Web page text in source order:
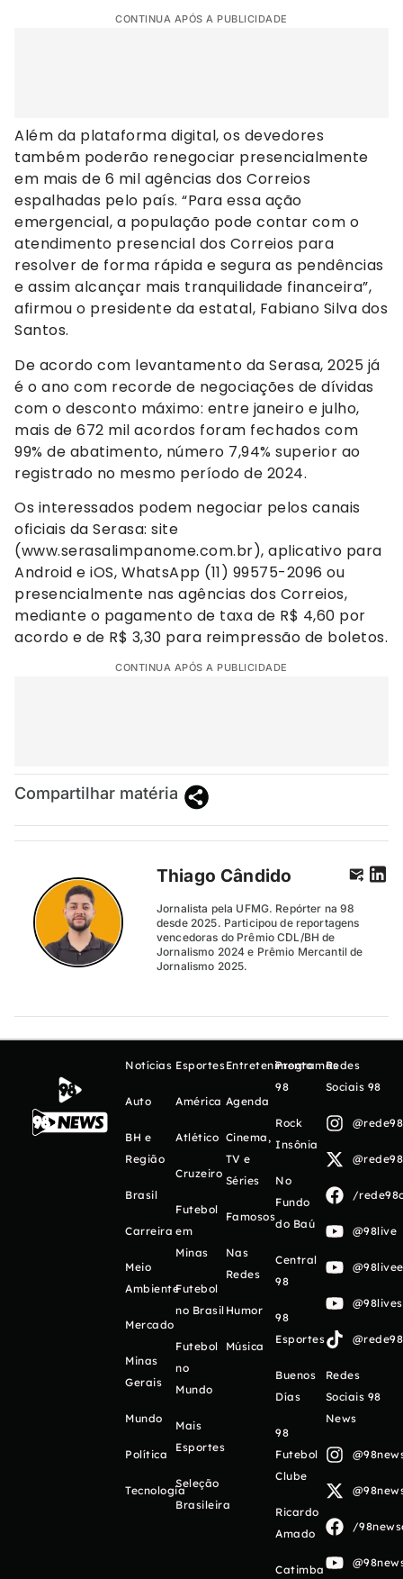
CONTINUA APÓS A PUBLICIDADE
Além da plataforma digital, os devedores
também poderão renegociar presencialmente
em mais de 6 mil agências dos Correios
espalhadas pelo país. “Para essa ação
emergencial, a população pode contar com o
atendimento presencial dos Correios para
resolver de forma rápida e segura as pendências
e assim alcançar mais tranquilidade financeira”,
afirmou o presidente da estatal, Fabiano Silva dos
Santos.
De acordo com levantamento da Serasa, 2025 já
é o ano com recorde de negociações de dívidas
com o desconto máximo: entre janeiro e julho,
mais de 672 mil acordos foram fechados com
99% de abatimento, número 7,94% superior ao
registrado no mesmo período de 2024.
Os interessados podem negociar pelos canais
oficiais da Serasa: site
(www.serasalimpanome.com.br), aplicativo para
Android e iOS, WhatsApp (11) 99575-2096 ou
presencialmente nas agências dos Correios,
mediante o pagamento de taxa de R$ 4,60 por
acordo e de R$ 3,30 para reimpressão de boletos.
CONTINUA APÓS A PUBLICIDADE
Compartilhar matéria
Thiago Cândido
Jornalista pela UFMG. Repórter na 98
desde 2025. Participou de reportagens
vencedoras do Prêmio CDL/BH de
Jornalismo 2024 e Prêmio Mercantil de
Jornalismo 2025.
Notícias
Auto
BH e
Região
Brasil
Carreira
Meio
Ambiente
Mercado
Minas
Gerais
Mundo
Política
Tecnologia
Esportes
América
Atlético
Cruzeiro
Futebol
em
Minas
Futebol
no Brasil
Futebol
no
Mundo
Mais
Esportes
Seleção
Brasileira
Entretenimento
Agenda
Cinema,
TV e
Séries
Famosos
Nas
Redes
Humor
Música
Programas
98
Rock
Insônia
No
Fundo
do Baú
Central
98
98
Esportes
Buenos
Días
98
Futebol
Clube
Ricardo
Amado
Catimba
Redes
Sociais 98
/
@98live
Redes
Sociais 98
News
/